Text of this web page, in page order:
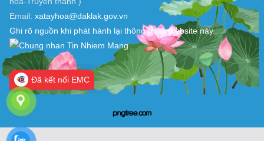
Điện thoại: 0257.3578 760 - Fax: 0257.3578 562 (Văn phòng
HĐND&UBND xã)
Điện thoại: 0257.3578 532 - Fax: 0257.3578 589 (Trung tâm Văn
hóa-Truyền thanh )
Email:xatayhoa@daklak.gov.vn
Ghi rõ nguồn khi phát hành lại thông tin từ website này.
Đã kết nối EMC